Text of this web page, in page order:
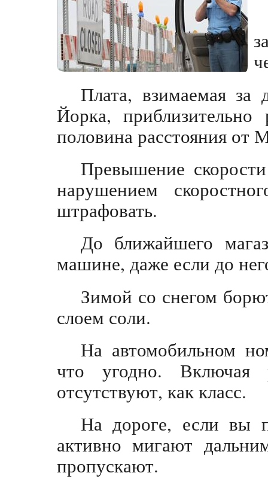
Плата, взимаемая
Йорка,
половина расстояния от
Превышение
нарушением
штрафовать.
До ближайшего
машине, даже если до
Зимой со снегом
слоем соли.
На автомобильном
что угодно. Включая
отсутствуют, как класс.
На дороге, если вы
активно мигают
пропускают.